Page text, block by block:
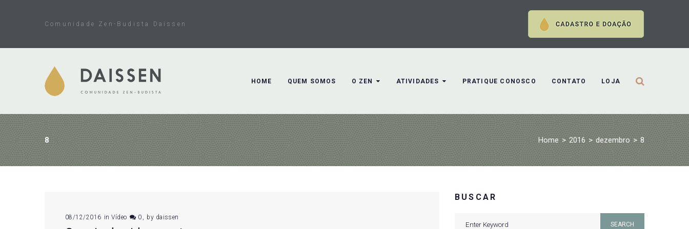
Comunidade Zen-Budista Daissen
HOME QUEM SOMOS O ZEN ATIVIDADES PRATIQUE CONOSCO CONTATO LOJA
8 Home > 2016 > dezembro > 8
08/12/2016 inVídeo 0 by daissen
BUSCAR
SEARCH